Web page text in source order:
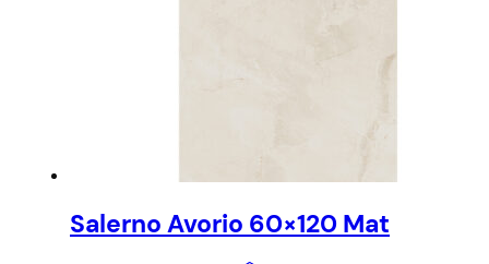
Salerno Avorio 60×120 Mat